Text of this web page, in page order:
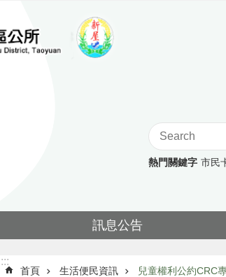
熱門關鍵字 市民
訊息公告
:::
首頁 生活便民資訊 兒童權利公約CRC